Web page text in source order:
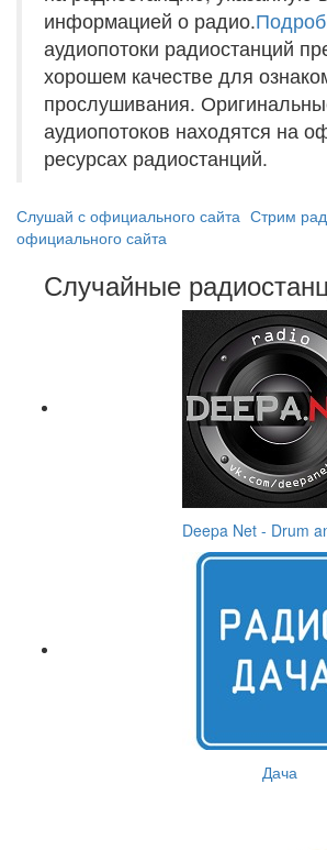
информацией о радио.
аудиопотоки радиостанций
хорошем качестве для
прослушивания.
аудиопотоков находятся на
ресурсах радиостанций.
Слушай с официального сайта Стрим
официального сайта
Случайные
Deepa Net - Drum
Дача